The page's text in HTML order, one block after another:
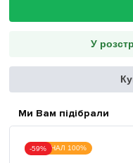
У
Ми Вам підібрали
ОРИГІНАЛ 100%
-59%